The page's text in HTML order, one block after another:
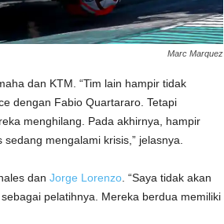
Marc Marquez
dan KTM. “Tim lain hampir tidak
dengan Fabio Quartararo. Tetapi
menghilang. Pada akhirnya, hampir
mengalami krisis,” jelasnya.
dan Jorge Lorenzo. “Saya tidak akan
pelatihnya. Mereka berdua memiliki